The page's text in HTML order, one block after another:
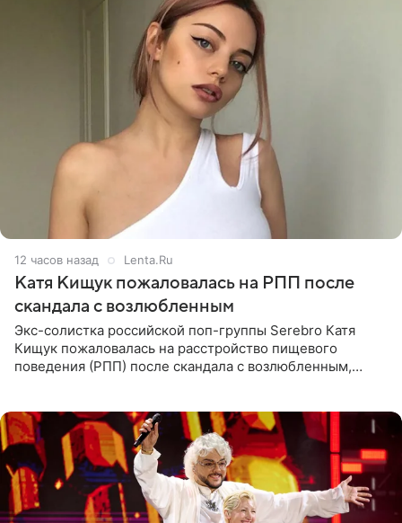
12 часов назад Lenta.Ru
Катя Кищук пожаловалась на РПП после
скандала с возлюбленным
Экс-солистка российской поп-группы Serebro Катя
Кищук пожаловалась на расстройство пищевого
поведения (РПП) после скандала с возлюбленным,